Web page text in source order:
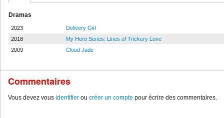
Dramas
2023
Delivery Girl
2018
My Hero Series: Lines of Trickery Love
2009
Cloud Jade
Commentaires
Vous devez vous identifier ou créer un compte pour écrire des commentaires.